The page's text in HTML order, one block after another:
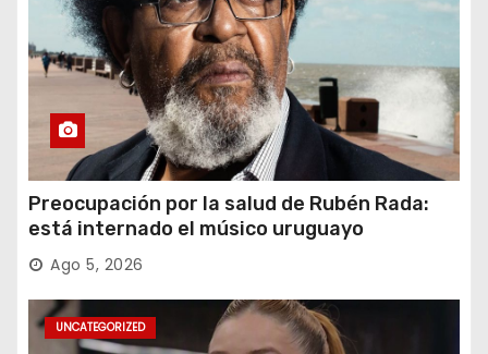
Preocupación por la salud de Rubén Rada:
está internado el músico uruguayo
Ago 5, 2026
UNCATEGORIZED